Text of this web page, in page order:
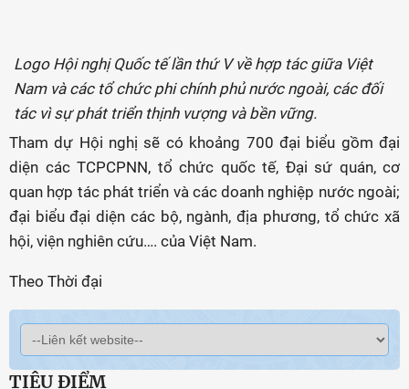
Logo Hội nghị Quốc tế lần thứ V về hợp tác giữa Việt
Nam và các tổ chức phi chính phủ nước ngoài, các đối
tác vì sự phát triển thịnh vượng và bền vững.
Tham dự Hội nghị sẽ có khoảng 700 đại biểu gồm đại
diện các TCPCPNN, tổ chức quốc tế, Đại sứ quán, cơ
quan hợp tác phát triển và các doanh nghiệp nước ngoài;
đại biểu đại diện các bộ, ngành, địa phương, tổ chức xã
hội, viện nghiên cứu…. của Việt Nam.
Theo Thời đại
TIÊU ĐIỂM